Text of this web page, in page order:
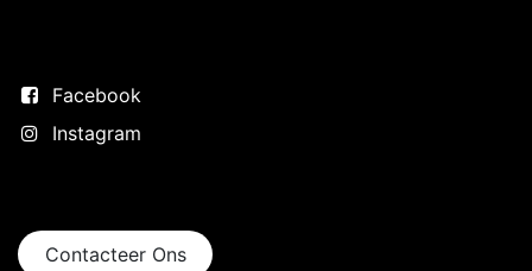
Facebook
Instagram
Contacteer Ons